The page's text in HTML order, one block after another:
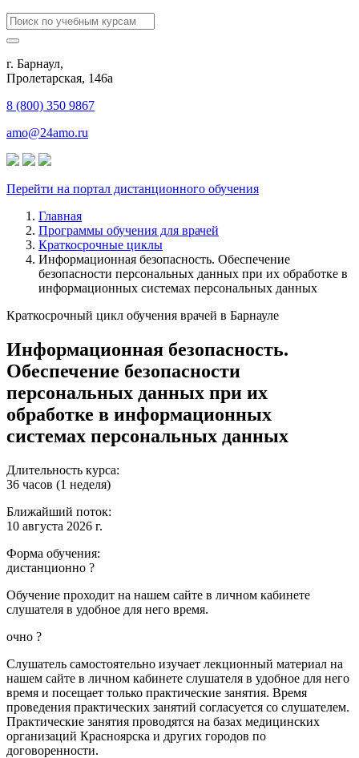
г. Барнаул,
​Пролетарская, 146а
8 (800) 350 9867
amo@24amo.ru
Перейти на портал дистанционного обучения
Главная
Программы обучения для врачей
Краткосрочные циклы
Информационная безопасность. Обеспечение
безопасности персональных данных при их обработке в
информационных системах персональных данных
Краткосрочный цикл обучения врачей в Барнауле
Информационная безопасность.
Обеспечение безопасности
персональных данных при их
обработке в информационных
системах персональных данных
Длительность курса:
36 часов (1 неделя)
Ближайший поток:
10 августа 2026 г.
Форма обучения:
дистанционно ?
Обучение проходит на нашем сайте в личном кабинете
слушателя в удобное для него время.
очно ?
Слушатель самостоятельно изучает лекционный материал на
нашем сайте в личном кабинете слушателя в удобное для него
время и посещает только практические занятия. Время
проведения практических занятий согласуется со слушателем.
Практические занятия проводятся на базах медицинских
организаций Красноярска и других городов по
договоренности.